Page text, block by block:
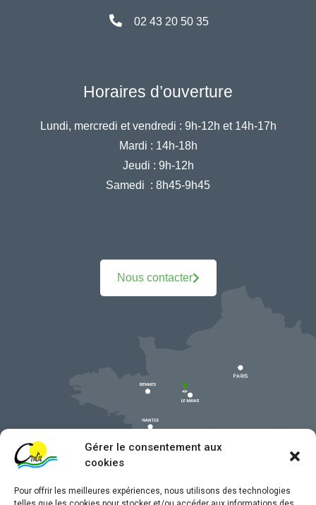
Gérer le consentement aux
cookies
Pour offrir les meilleures expériences, nous utilisons des technologies
02 43 20 50 35
Horaires d’ouverture
Lundi, mercredi et vendredi : 9h-12h et 14h-17h
Mardi : 14h-18h
Jeudi : 9h-12h
Samedi : 8h45-9h45
Nous contacter